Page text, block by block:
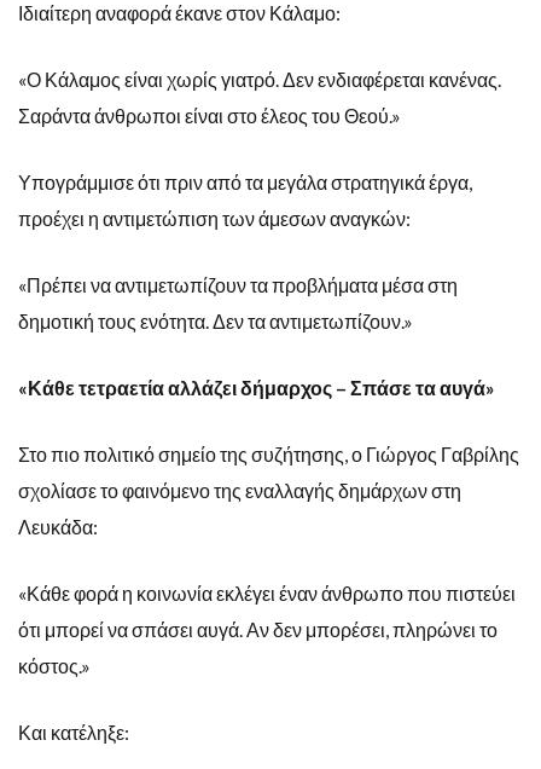
Ιδιαίτερη αναφορά έκανε στον Κάλαμο:
«Ο Κάλαμος είναι χωρίς γιατρό. Δεν ενδιαφέρεται κανένας.
Σαράντα άνθρωποι είναι στο έλεος του Θεού.»
Υπογράμμισε ότι πριν από τα μεγάλα στρατηγικά έργα,
προέχει η αντιμετώπιση των άμεσων αναγκών:
«Πρέπει να αντιμετωπίζουν τα προβλήματα μέσα στη
δημοτική τους ενότητα. Δεν τα αντιμετωπίζουν.»
«Κάθε τετραετία αλλάζει δήμαρχος – Σπάσε τα αυγά»
Στο πιο πολιτικό σημείο της συζήτησης, ο Γιώργος Γαβρίλης
σχολίασε το φαινόμενο της εναλλαγής δημάρχων στη
Λευκάδα:
«Κάθε φορά η κοινωνία εκλέγει έναν άνθρωπο που πιστεύει
ότι μπορεί να σπάσει αυγά. Αν δεν μπορέσει, πληρώνει το
κόστος.»
Και κατέληξε: